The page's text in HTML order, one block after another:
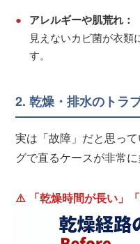
●
アレルギーや肌荒れ：
見えないカビ菌が衣類
す。
2. 乾燥・排水のトラ
実は「故障」だと思っ
グで直るケースが非常
⚠️ 「乾燥時間が長い」「